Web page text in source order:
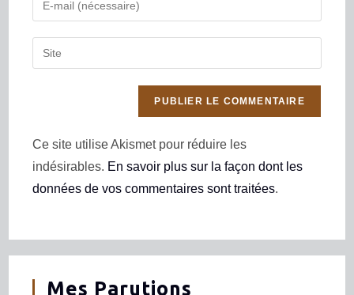
Ce site utilise Akismet pour réduire les
indésirables. En savoir plus sur la façon dont les
données de vos commentaires sont traitées.
Mes Parutions